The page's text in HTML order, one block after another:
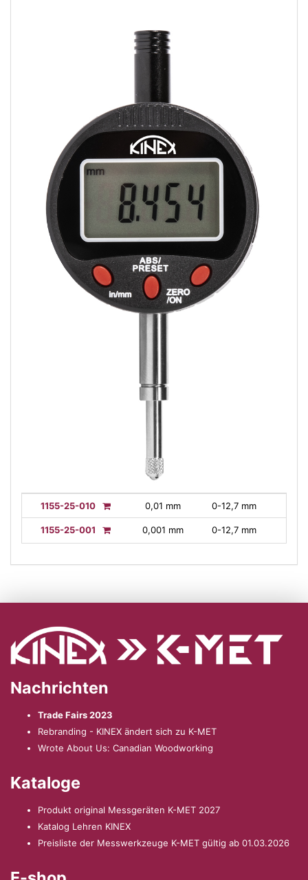
1155-25-010 0,01 mm 0-12,7 mm
1155-25-001 0,001 mm 0-12,7 mm
Nachrichten
Trade Fairs 2023
Rebranding - KINEX ändert sich zu K-MET
Wrote About Us: Canadian Woodworking
Kataloge
Produkt original Messgeräten K-MET 2027
Katalog Lehren KINEX
Preisliste der Messwerkzeuge K-MET gültig ab 01.03.2026